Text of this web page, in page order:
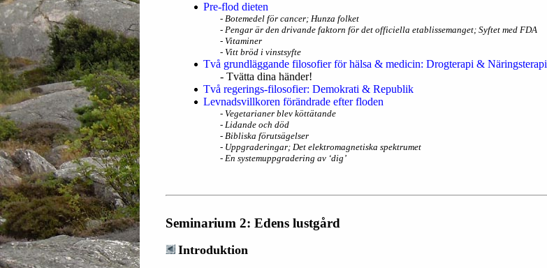
Pre-flod dieten
- Botemedel för cancer; Hunza folket
- Pengar är den drivande faktorn för det officiella etablissemanget; Syftet med FDA
- Vitaminer
- Vitt bröd i vinstsyfte
Två grundläggande filosofier för hälsa & medicin: Drogterapi & Näringsterapi
- Tvätta dina händer!
Två regerings-filosofier: Demokrati & Republik
Levnadsvillkoren förändrade efter floden
- Vegetarianer blev köttätande
- Lidande och död
- Bibliska förutsägelser
- Uppgraderingar; Det elektromagnetiska spektrumet
- En systemuppgradering av ‘dig’
Seminarium 2: Edens lustgård
Introduktion